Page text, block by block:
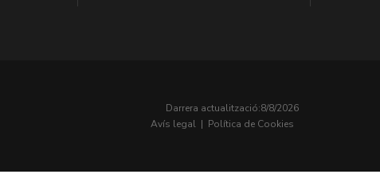
Darrera actualització:8/8/2026
Avís legal | Política de Cookies